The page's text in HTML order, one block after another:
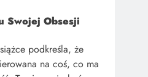
Swojej Obsesji
podkreśla, że
na coś, co ma